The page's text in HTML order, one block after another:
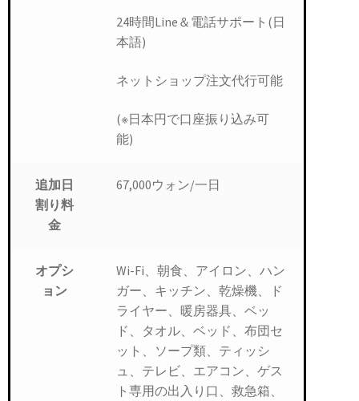
24時間Line＆電話サポート(日
本語)
ネットショップ注文代行可能
(※日本円で口座振り込み可
能)
追加日
割り料
金
67,000ウォン/一日
オプシ
ョン
Wi-Fi、朝食、アイロン、ハン
ガー、キッチン、乾燥機、ド
ライヤー、暖房器具、ベッ
ド、タオル、ベッド、布団セ
ット、ソープ類、ティッシ
ュ、テレビ、エアコン、ゲス
ト専用の出入り口、救急箱、